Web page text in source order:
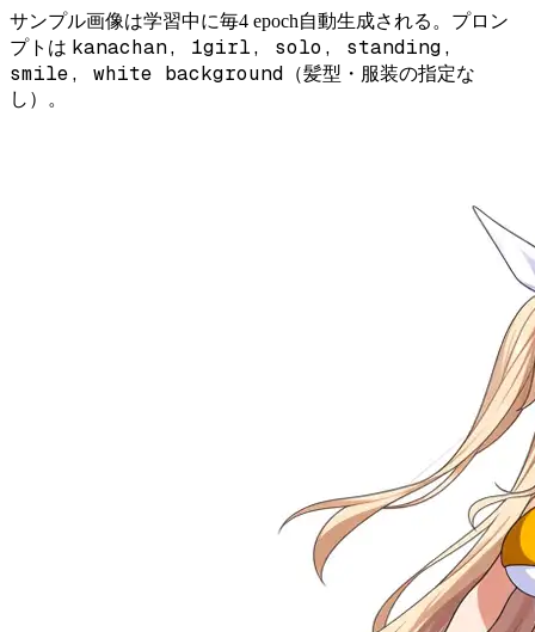
サンプル画像は学習中に毎4 epoch自動生成される。プロン
プトは kanachan, 1girl, solo, standing,
smile, white background （髪型・服装の指定な
し）。